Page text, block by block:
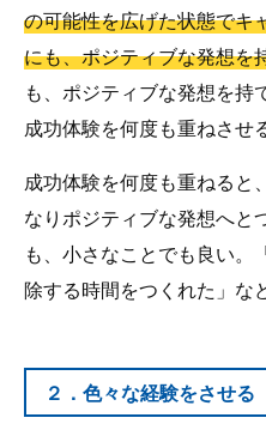
の可能性を広げた状態でキ
にも、ポジティブな発想を
も、ポジティブな発想を持
成功体験を何度も重ねさせ
成功体験を何度も重ねると
なりポジティブな発想へと
も、小さなことでも良い。
除する時間をつくれた」な
２．色々な経験をさせる